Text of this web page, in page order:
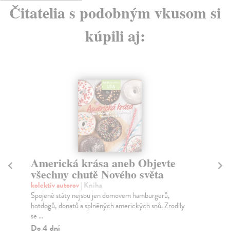
Čitatelia s podobným vkusom si
kúpili aj:
Americká krása aneb Objevte
všechny chutě Nového světa
kolektív autorov| Kniha
Spojené státy nejsou jen domovem hamburgerů,
hotdogů, donatů a splněných amerických snů. Zrodily
se ...
Do 4 dní